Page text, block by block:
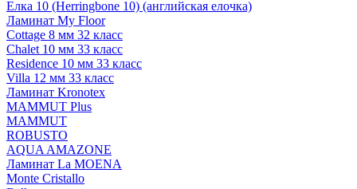
Елка 10 (Herringbone 10) (английская елочка)
Ламинат My Floor
Cottage 8 мм 32 класс
Chalet 10 мм 33 класс
Residence 10 мм 33 класс
Villa 12 мм 33 класс
Ламинат Kronotex
MAMMUT Plus
MAMMUT
ROBUSTO
AQUA AMAZONE
Ламинат La MOENA
Monte Cristallo